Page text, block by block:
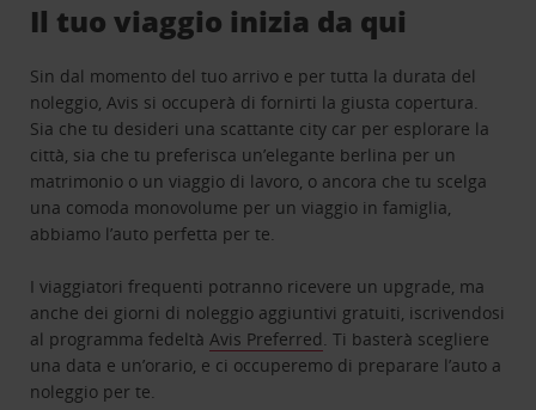
Il tuo viaggio inizia da qui
Sin dal momento del tuo arrivo e per tutta la durata del
noleggio, Avis si occuperà di fornirti la giusta copertura.
Sia che tu desideri una scattante city car per esplorare la
città, sia che tu preferisca un’elegante berlina per un
matrimonio o un viaggio di lavoro, o ancora che tu scelga
una comoda monovolume per un viaggio in famiglia,
abbiamo l’auto perfetta per te.
I viaggiatori frequenti potranno ricevere un upgrade, ma
anche dei giorni di noleggio aggiuntivi gratuiti, iscrivendosi
al programma fedeltàAvis Preferred. Ti basterà scegliere
una data e un’orario, e ci occuperemo di preparare l’auto a
noleggio per te.